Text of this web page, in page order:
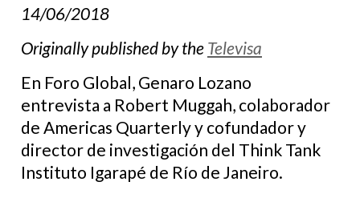
14/06/2018
Originally published by the Televisa
En Foro Global, Genaro Lozano
entrevista a Robert Muggah, colaborador
de Americas Quarterly y cofundador y
director de investigación del Think Tank
Instituto Igarapé de Río de Janeiro.